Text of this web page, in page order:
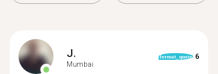
J.
Mumbai
format_quote 6